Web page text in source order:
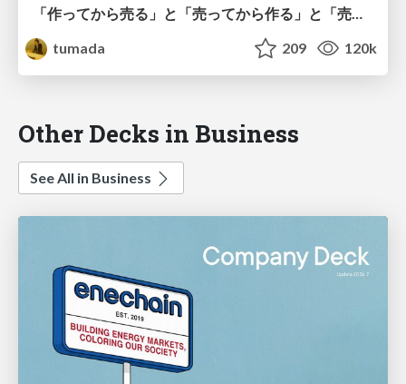
「作ってから売る」と「売ってから作る」と「売れるようにしてから作る」 ～技術の社会実装のための『開発』～
tumada
209 120k
Other Decks in Business
See All in Business